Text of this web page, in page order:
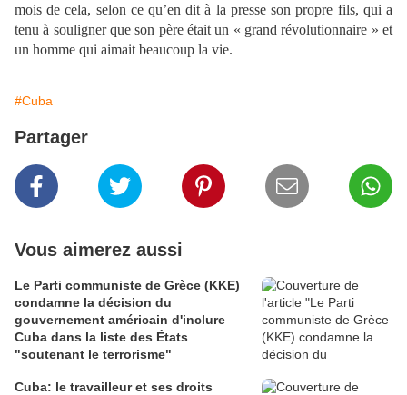
mois de cela, selon ce qu’en dit à la presse son propre fils, qui a
tenu à souligner que son père était un « grand révolutionnaire » et
un homme qui aimait beaucoup la vie.
#Cuba
Partager
Vous aimerez aussi
Le Parti communiste de Grèce (KKE)
condamne la décision du
gouvernement américain d'inclure
Cuba dans la liste des États
"soutenant le terrorisme"
Cuba: le travailleur et ses droits